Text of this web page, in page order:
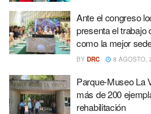
Ante el congreso
presenta el trabajo
como la mejor
BY DRC 8 AGOSTO,
Parque-Museo La
más de 200
rehabilitación